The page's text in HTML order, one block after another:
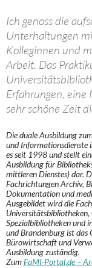
Ich genoss die
Unterhaltungen
Kolleginnen und
Arbeit. Das
Erfahrungen, eine
sehr schöne Zeit
Die duale Ausbildung
und Informationsdienste
es seit 1998 und stellt
Ausbildung für
mittleren Dienstes) dar.
Fachrichtungen Archiv,
Dokumentation und
Ausgebildet wird die
Spezialbibliotheken und
und Brandenburg ist
Bürowirtschaft und
Ausbildung zuständig.
ZumFaMI-Portal.de –